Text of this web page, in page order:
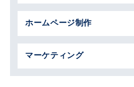
ホームページ制作
マーケティング